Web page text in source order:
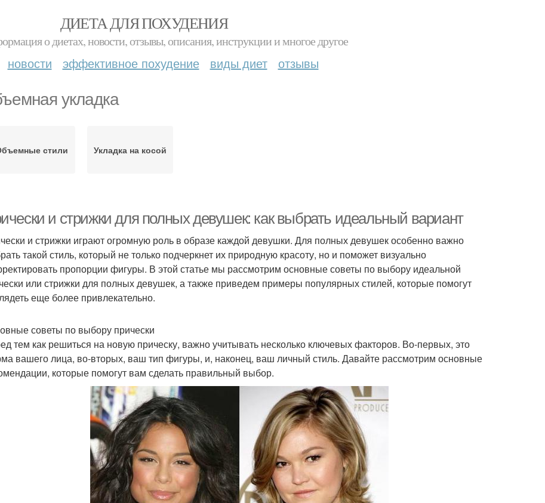
ДИЕТА ДЛЯ ПОХУДЕНИЯ
о диетах, новости, отзывы, описания, инструкции и многое другое
новости эффективное похудение виды диет отзывы
укладка
стили Укладка на косой
и стрижки для полных девушек: как выбрать идеальный вариант
и стрижки играют огромную роль в образе каждой девушки. Для полных девушек особенно важно
такой стиль, который не только подчеркнет их природную красоту, но и поможет визуально
пропорции фигуры. В этой статье мы рассмотрим основные советы по выбору идеальной
или стрижки для полных девушек, а также приведем примеры популярных стилей, которые помогут
еще более привлекательно.
советы по выбору прически
тем как решиться на новую прическу, важно учитывать несколько ключевых факторов. Во-первых, это
вашего лица, во-вторых, ваш тип фигуры, и, наконец, ваш личный стиль. Давайте рассмотрим основные
которые помогут вам сделать правильный выбор.